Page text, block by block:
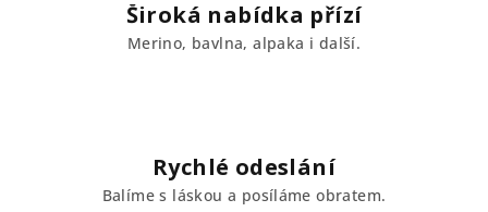
Široká nabídka přízí
Merino, bavlna, alpaka i další.
Rychlé odeslání
Balíme s láskou a posíláme obratem.